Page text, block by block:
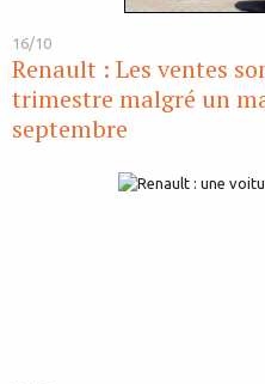
16/10
Renault : Les ventes
trimestre malgré un
septembre